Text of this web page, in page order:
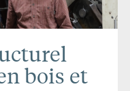
bois et